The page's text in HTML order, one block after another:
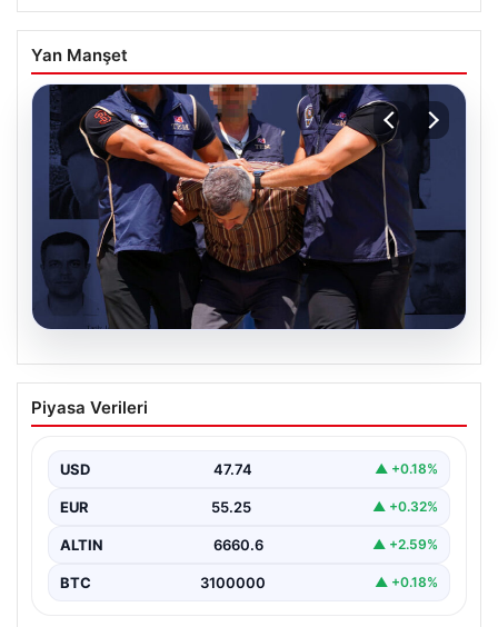
Yan Manşet
FETÖ’nün Suikast Timindeki Burkay
Karatepe’den İlgili Gelişmeler ve Arama
15 Temmuz darbe girişimi sırasında Cumhurbaşkanı
planında yer…
Piyasa Verileri
USD 47.74 ▲ +0.18%
EUR 55.25 ▲ +0.32%
ALTIN 6660.6 ▲ +2.59%
BTC 3100000 ▲ +0.18%